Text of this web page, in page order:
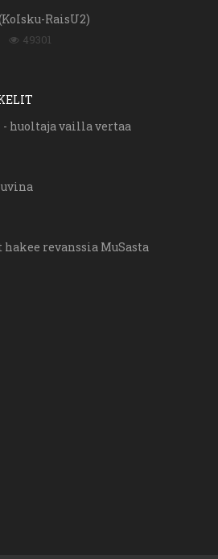
RaisU2)
49301
huoltaja vailla vertaa
revanssia MuSasta